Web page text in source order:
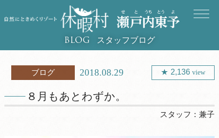
BLOG スタッフブログ
ブログ 2018.08.29 2,136view
８月もあとわずか。
スタッフ：兼子